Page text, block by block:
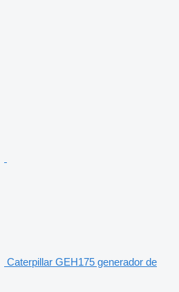
Caterpillar GEH175 generador de